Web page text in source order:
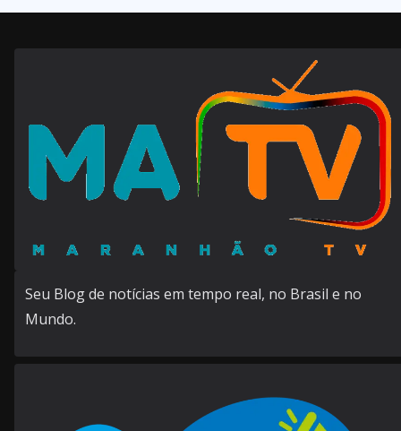
Seu Blog de notícias em tempo real, no Brasil e no
Mundo.